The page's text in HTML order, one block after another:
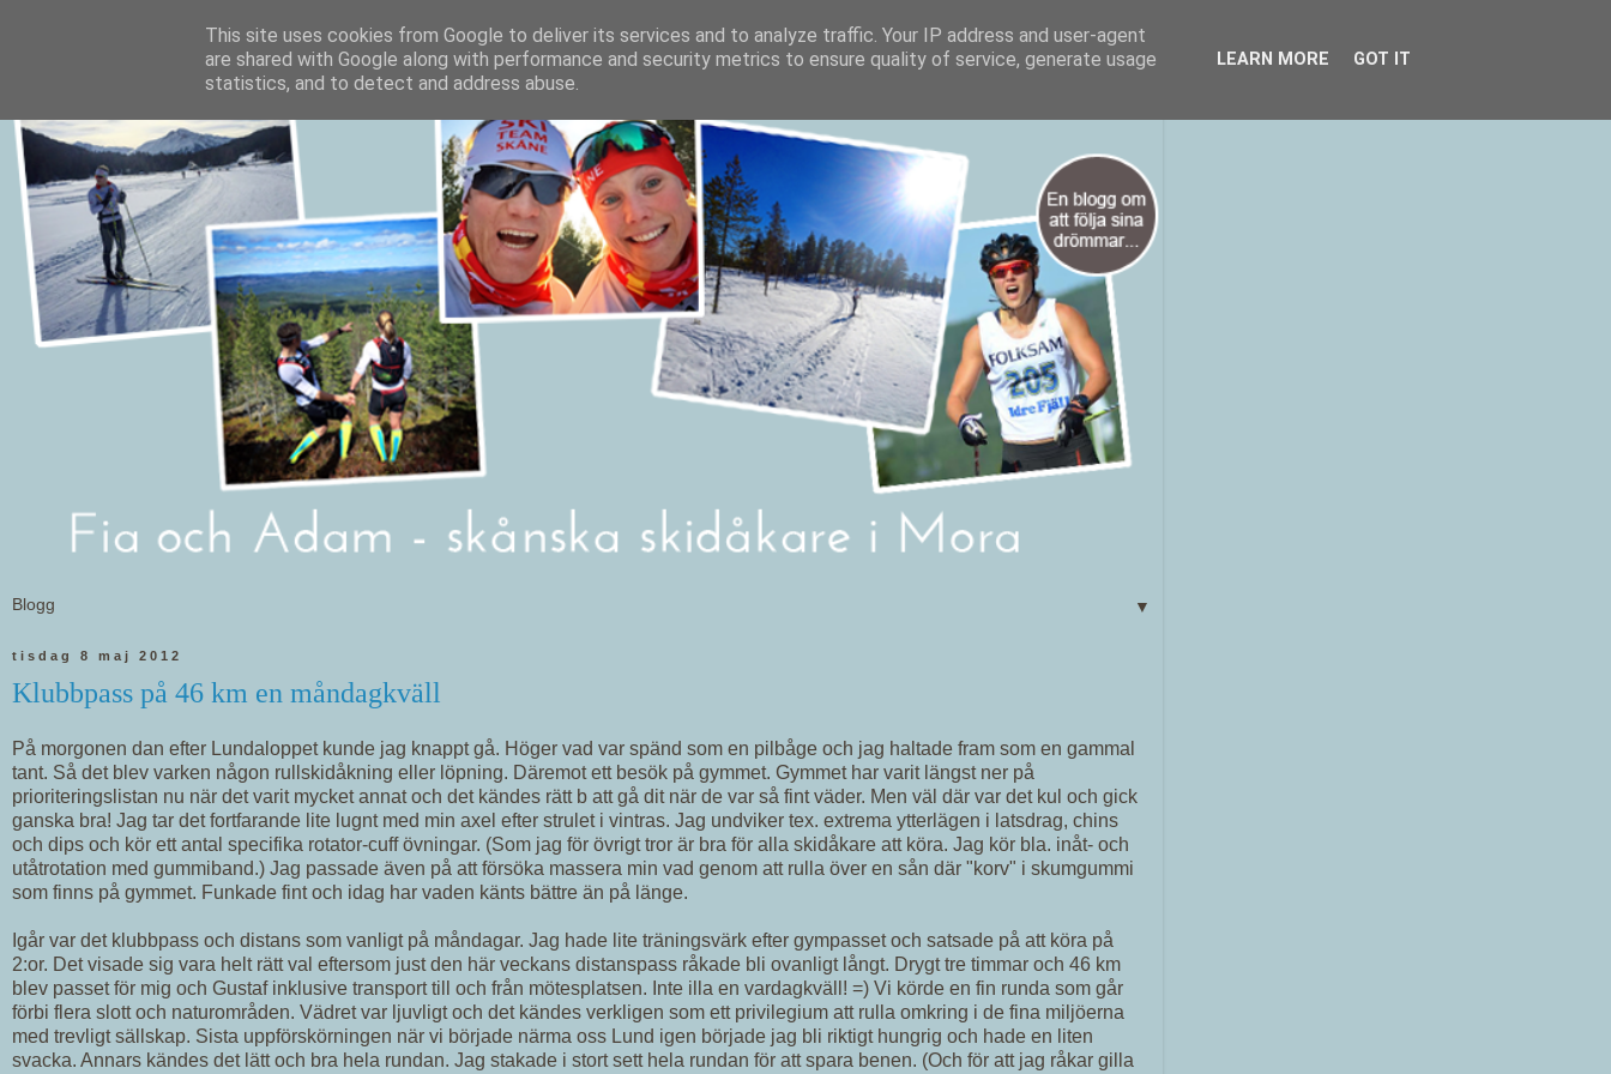
▼
tisdag 8 maj 2012
Klubbpass på 46 km en måndagkväll
På morgonen dan efter Lundaloppet kunde jag knappt gå. Höger vad var spänd som en pilbåge och jag haltade fram som en gammal
tant. Så det blev varken någon rullskidåkning eller löpning. Däremot ett besök på gymmet. Gymmet har varit längst ner på
prioriteringslistan nu när det varit mycket annat och det kändes rätt b att gå dit när de var så fint väder. Men väl där var det kul och gick
ganska bra! Jag tar det fortfarande lite lugnt med min axel efter strulet i vintras. Jag undviker tex. extrema ytterlägen i latsdrag, chins
och dips och kör ett antal specifika rotator-cuff övningar. (Som jag för övrigt tror är bra för alla skidåkare att köra. Jag kör bla. inåt- och
utåtrotation med gummiband.) Jag passade även på att försöka massera min vad genom att rulla över en sån där "korv" i skumgummi
som finns på gymmet. Funkade fint och idag har vaden känts bättre än på länge.
Igår var det klubbpass och distans som vanligt på måndagar. Jag hade lite träningsvärk efter gympasset och satsade på att köra på
2:or. Det visade sig vara helt rätt val eftersom just den här veckans distanspass råkade bli ovanligt långt. Drygt tre timmar och 46 km
blev passet för mig och Gustaf inklusive transport till och från mötesplatsen. Inte illa en vardagkväll! =) Vi körde en fin runda som går
förbi flera slott och naturområden. Vädret var ljuvligt och det kändes verkligen som ett privilegium att rulla omkring i de fina miljöerna
med trevligt sällskap. Sista uppförskörningen när vi började närma oss Lund igen började jag bli riktigt hungrig och hade en liten
svacka. Annars kändes det lätt och bra hela rundan. Jag stakade i stort sett hela rundan för att spara benen. (Och för att jag råkar gilla
This site uses cookies from Google to deliver its services and to analyze traffic. Your IP address and user-agent
are shared with Google along with performance and security metrics to ensure quality of service, generate usage
statistics, and to detect and address abuse.
LEARN MORE GOT IT